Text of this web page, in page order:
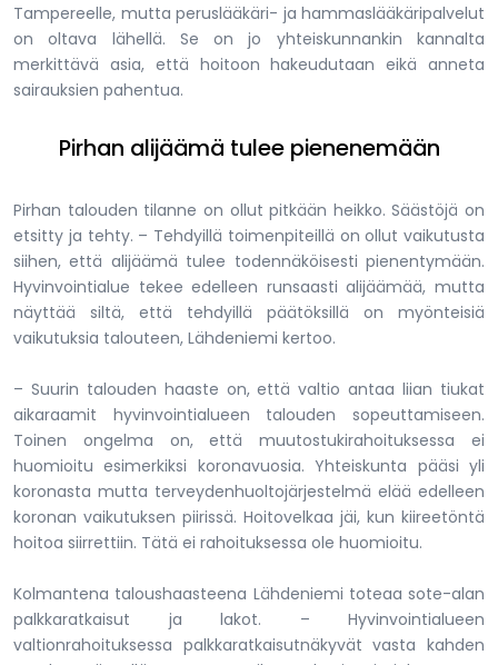
Tampereelle, mutta peruslääkäri- ja hammaslääkäripalvelut
on oltava lähellä. Se on jo yhteiskunnankin kannalta
merkittävä asia, että hoitoon hakeudutaan eikä anneta
sairauksien pahentua.
Pirhan alijäämä tulee pienenemään
Pirhan talouden tilanne on ollut pitkään heikko. Säästöjä on
etsitty ja tehty. – Tehdyillä toimenpiteillä on ollut vaikutusta
siihen, että alijäämä tulee todennäköisesti pienentymään.
Hyvinvointialue tekee edelleen runsaasti alijäämää, mutta
näyttää siltä, että tehdyillä päätöksillä on myönteisiä
vaikutuksia talouteen, Lähdeniemi kertoo.
– Suurin talouden haaste on, että valtio antaa liian tiukat
aikaraamit hyvinvointialueen talouden sopeuttamiseen.
Toinen ongelma on, että muutostukirahoituksessa ei
huomioitu esimerkiksi koronavuosia. Yhteiskunta pääsi yli
koronasta mutta terveydenhuoltojärjestelmä elää edelleen
koronan vaikutuksen piirissä. Hoitovelkaa jäi, kun kiireetöntä
hoitoa siirrettiin. Tätä ei rahoituksessa ole huomioitu.
Kolmantena taloushaasteena Lähdeniemi toteaa sote-alan
palkkaratkaisut ja lakot. – Hyvinvointialueen
valtionrahoituksessa palkkaratkaisutnäkyvät vasta kahden